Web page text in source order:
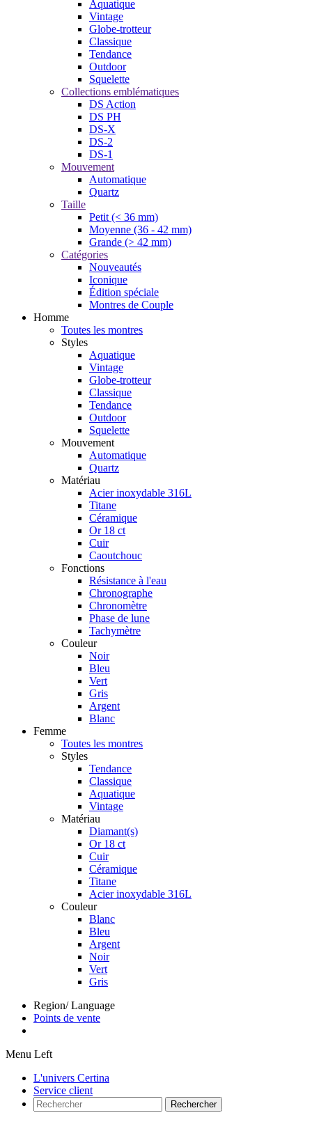
Aquatique
Vintage
Globe-trotteur
Classique
Tendance
Outdoor
Squelette
Collections emblématiques
DS Action
DS PH
DS-X
DS-2
DS-1
Mouvement
Automatique
Quartz
Taille
Petit (< 36 mm)
Moyenne (36 - 42 mm)
Grande (> 42 mm)
Catégories
Nouveautés
Iconique
Édition spéciale
Montres de Couple
Homme
Toutes les montres
Styles
Aquatique
Vintage
Globe-trotteur
Classique
Tendance
Outdoor
Squelette
Mouvement
Automatique
Quartz
Matériau
Acier inoxydable 316L
Titane
Céramique
Or 18 ct
Cuir
Caoutchouc
Fonctions
Résistance à l'eau
Chronographe
Chronomètre
Phase de lune
Tachymètre
Couleur
Noir
Bleu
Vert
Gris
Argent
Blanc
Femme
Toutes les montres
Styles
Tendance
Classique
Aquatique
Vintage
Matériau
Diamant(s)
Or 18 ct
Cuir
Céramique
Titane
Acier inoxydable 316L
Couleur
Blanc
Bleu
Argent
Noir
Vert
Gris
Region/ Language
Points de vente
Menu Left
L'univers Certina
Service client
Rechercher